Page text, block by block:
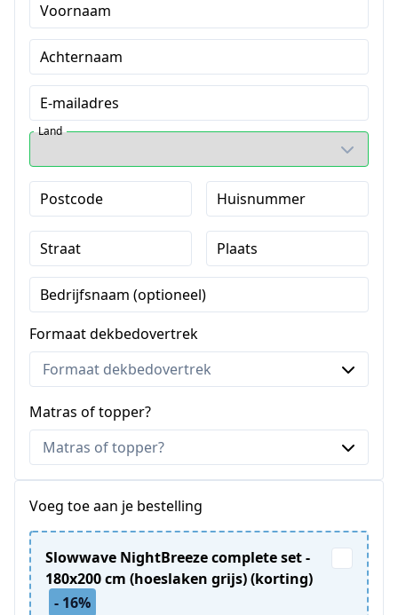
Voornaam
Achternaam
E-mailadres
Land
Postcode Huisnummer
Straat Plaats
Bedrijfsnaam (optioneel)
Formaat dekbedovertrek
Matras of topper?
Voeg toe aan je bestelling
Slowwave NightBreeze complete set -
180x200 cm (hoeslaken grijs) (korting)
- 16%